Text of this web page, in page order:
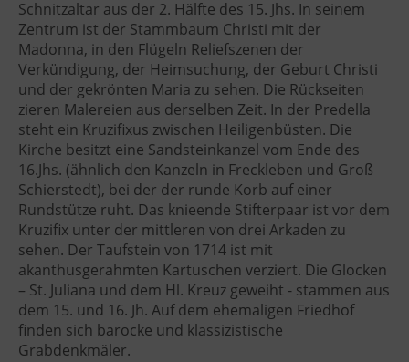
Schnitzaltar aus der 2. Hälfte des 15. Jhs. In seinem
Zentrum ist der Stammbaum Christi mit der
Madonna, in den Flügeln Reliefszenen der
Verkündigung, der Heimsuchung, der Geburt Christi
und der gekrönten Maria zu sehen. Die Rückseiten
zieren Malereien aus derselben Zeit. In der Predella
steht ein Kruzifixus zwischen Heiligenbüsten. Die
Kirche besitzt eine Sandsteinkanzel vom Ende des
16.Jhs. (ähnlich den Kanzeln in Freckleben und Groß
Schierstedt), bei der der runde Korb auf einer
Rundstütze ruht. Das knieende Stifterpaar ist vor dem
Kruzifix unter der mittleren von drei Arkaden zu
sehen. Der Taufstein von 1714 ist mit
akanthusgerahmten Kartuschen verziert. Die Glocken
– St. Juliana und dem Hl. Kreuz geweiht - stammen aus
dem 15. und 16. Jh. Auf dem ehemaligen Friedhof
finden sich barocke und klassizistische
Grabdenkmäler.